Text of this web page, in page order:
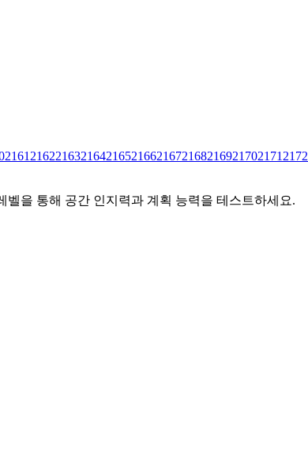
2161 2162216321642165216621672168216921702171 2172
을 통해 공간 인지력과 계획 능력을 테스트하세요.